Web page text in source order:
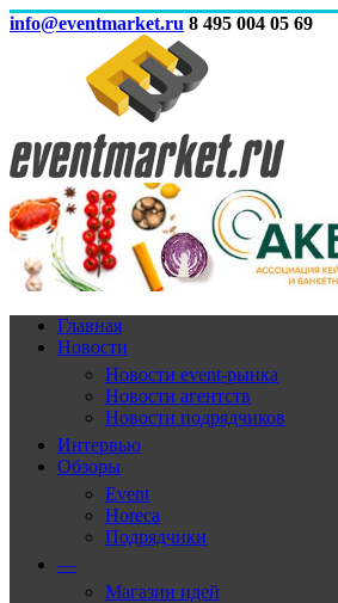
info@eventmarket.ru 8 495 004 05 69
Главная
Новости
Новости event-рынка
Новости агентств
Новости подрядчиков
Интервью
Обзоры
Event
Horeca
Подрядчики
—
Магазин идей